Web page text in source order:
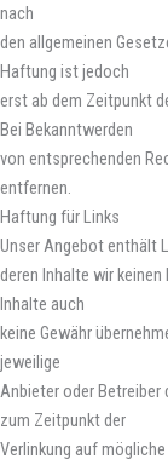
nach
den allgemeinen
Haftung ist jedoch
erst ab dem Zeitpunkt
Bei Bekanntwerden
von entsprechenden
entfernen.
Haftung für Links
Unser Angebot enthält
deren Inhalte wir
Inhalte auch
keine Gewähr
jeweilige
Anbieter oder Betreiber
zum Zeitpunkt der
Verlinkung auf